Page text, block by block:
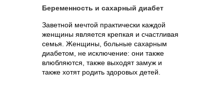
Беременность и сахарный диабет
Заветной мечтой практически каждой
женщины является крепкая и счастливая
семья. Женщины, больные сахарным
диабетом, не исключение: они также
влюбляются, также выходят замуж и
также хотят родить здоровых детей.